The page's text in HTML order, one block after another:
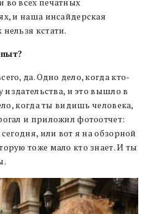
всех печатных
и наша инсайдерская
кстати.
да. Одно дело, когда кто-
издательства, и это вышло в
когда ты видишь человека,
и приложил фотоотчет:
или вот я на обзорной
тоже мало кто знает. И ты